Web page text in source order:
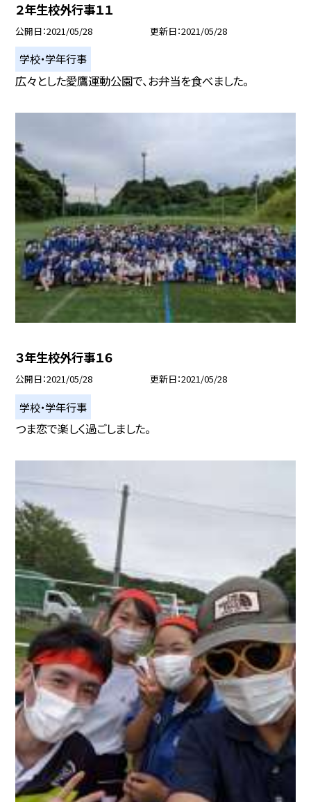
２年生校外行事１１
公開日 2021/05/28 更新日 2021/05/28
学校・学年行事
広々とした愛鷹運動公園で、お弁当を食べました。
３年生校外行事１６
公開日 2021/05/28 更新日 2021/05/28
学校・学年行事
つま恋で楽しく過ごしました。